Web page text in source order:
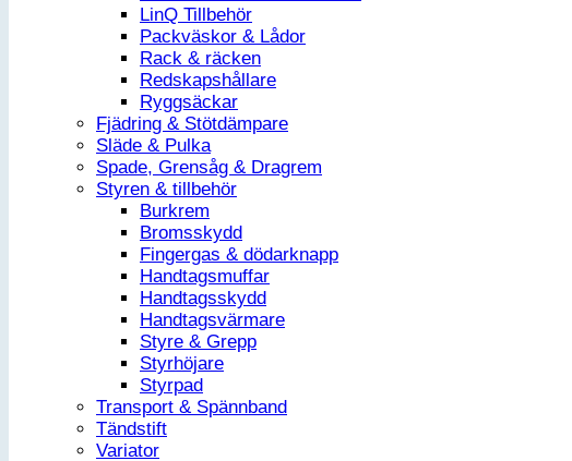
LinQ Tillbehör
Packväskor & Lådor
Rack & räcken
Redskapshållare
Ryggsäckar
Fjädring & Stötdämpare
Släde & Pulka
Spade, Grensåg & Dragrem
Styren & tillbehör
Burkrem
Bromsskydd
Fingergas & dödarknapp
Handtagsmuffar
Handtagsskydd
Handtagsvärmare
Styre & Grepp
Styrhöjare
Styrpad
Transport & Spännband
Tändstift
Variator